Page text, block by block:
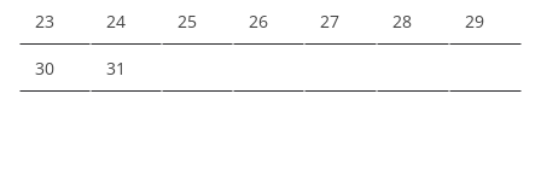
23 24 25 26 27 28 29
30 31